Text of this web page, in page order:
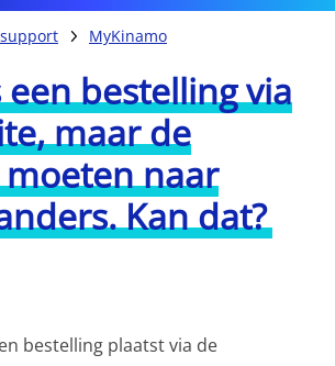
MyKinamo
bestelling via
maar de
naar
Kan dat?
bestelling plaatst via de